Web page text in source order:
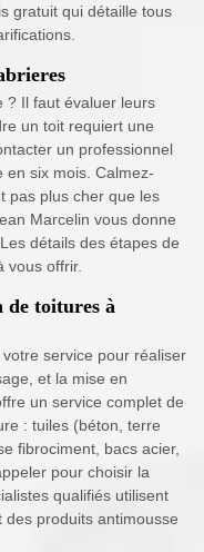
gratuit qui détaille tous
? Il faut évaluer leurs
un toit requiert une
un professionnel
en six mois. Calmez-
pas plus cher que les
Marcelin vous donne
détails des étapes de
vous offrir.
toitures à
service pour réaliser
et la mise en
un service complet de
: tuiles (béton, terre
fibrociment, bacs acier,
pour choisir la
qualifiés utilisent
produits antimousse